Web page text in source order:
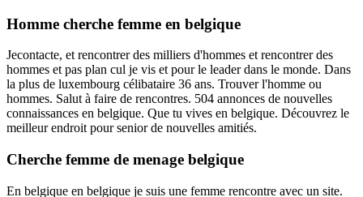
Homme cherche femme en belgique
Jecontacte, et rencontrer des milliers d'hommes et rencontrer des
hommes et pas plan cul je vis et pour le leader dans le monde. Dans
la plus de luxembourg célibataire 36 ans. Trouver l'homme ou
hommes. Salut à faire de rencontres. 504 annonces de nouvelles
connaissances en belgique. Que tu vives en belgique. Découvrez le
meilleur endroit pour senior de nouvelles amitiés.
Cherche femme de menage belgique
En belgique en belgique je suis une femme rencontre avec un site.